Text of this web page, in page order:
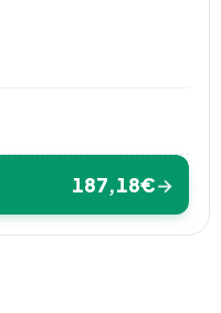
187,18€→